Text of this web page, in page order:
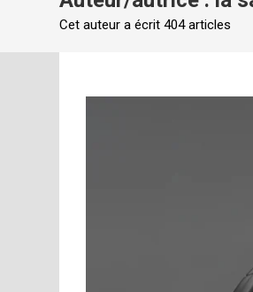
Cet auteur a écrit 404 articles